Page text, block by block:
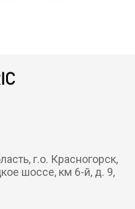
г.о. Красногорск,
шоссе, км 6-й, д. 9,